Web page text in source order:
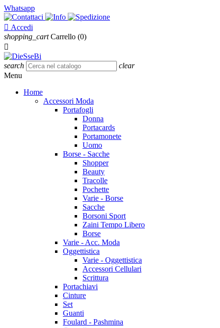
Whatsapp
 Accedi
shopping_cart Carrello (0)

search
clear
Menu
Home
Accessori Moda
Portafogli
Donna
Portacards
Portamonete
Uomo
Borse - Sacche
Shopper
Beauty
Tracolle
Pochette
Varie - Borse
Sacche
Borsoni Sport
Zaini Tempo Libero
Borse
Varie - Acc. Moda
Oggettistica
Varie - Oggettistica
Accessori Cellulari
Scrittura
Portachiavi
Cinture
Set
Guanti
Foulard - Pashmina